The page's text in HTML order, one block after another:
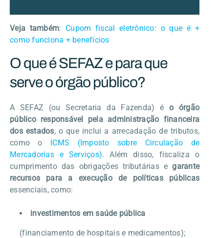
Veja também: Cupom fiscal eletrônico: o que é +
como funciona + benefícios
O que é SEFAZ e para que
serve o órgão público?
A SEFAZ (ou Secretaria da Fazenda) é o órgão
público responsável pela administração financeira
dos estados, o que inclui a arrecadação de tributos,
como o ICMS (Imposto sobre Circulação de
Mercadorias e Serviços). Além disso, fiscaliza o
cumprimento das obrigações tributárias egarante
recursos para a execução de políticas públicas
essenciais, como:
investimentos em saúde pública
(financiamento de hospitais e medicamentos);